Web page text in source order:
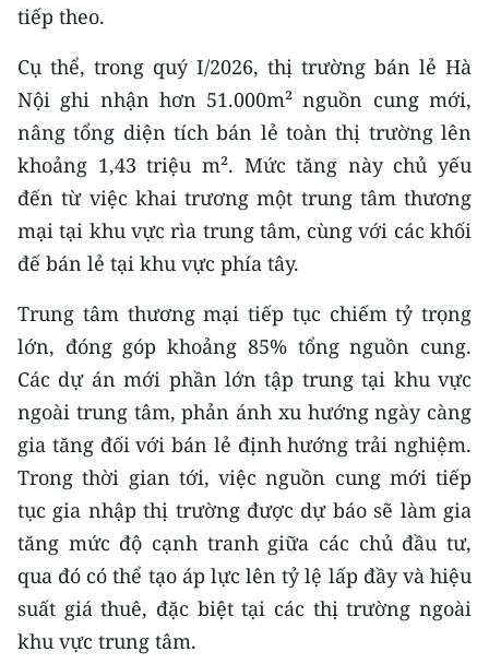
Bắc Trung Bộ
Duyên hải Nam Trung Bộ và Tây
Nguyên
Đông Nam Bộ
Đồng bằng sông Cửu Long
Chuyên trang Hà Nội
Chuyên trang TP. Hồ Chí Minh
CHUYÊN ĐỀ
CÁC CHUYÊN TRANG
VỀ BÁO NHÂN DÂN
THỜI NAY
NHÂN DÂN CUỐI TUẦN
NHÂN DÂN HẰNG THÁNG
tiếp theo.
Cụ thể, trong quý I/2026, thị trường bán lẻ Hà
Nội ghi nhận hơn 51.000m² nguồn cung mới,
nâng tổng diện tích bán lẻ toàn thị trường lên
khoảng 1,43 triệu m². Mức tăng này chủ yếu
đến từ việc khai trương một trung tâm thương
mại tại khu vực rìa trung tâm, cùng với các khối
đế bán lẻ tại khu vực phía tây.
Trung tâm thương mại tiếp tục chiếm tỷ trọng
lớn, đóng góp khoảng 85% tổng nguồn cung.
Các dự án mới phần lớn tập trung tại khu vực
ngoài trung tâm, phản ánh xu hướng ngày càng
gia tăng đối với bán lẻ định hướng trải nghiệm.
Trong thời gian tới, việc nguồn cung mới tiếp
tục gia nhập thị trường được dự báo sẽ làm gia
tăng mức độ cạnh tranh giữa các chủ đầu tư,
qua đó có thể tạo áp lực lên tỷ lệ lấp đầy và hiệu
suất giá thuê, đặc biệt tại các thị trường ngoài
khu vực trung tâm.